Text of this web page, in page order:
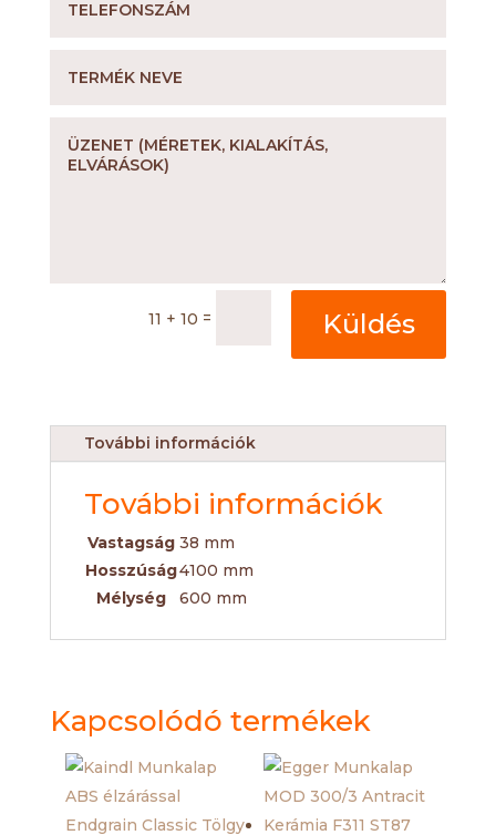
11 + 10 = Küldés
További információk
További információk
Vastagság 38 mm
Hosszúság4100 mm
Mélység
600 mm
Kapcsolódó termékek